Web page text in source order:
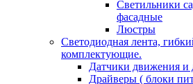
Светильники
фасадные
Люстры
Светодиодная лента,
комплектующие.
Датчики движения и
Драйверы ( блоки